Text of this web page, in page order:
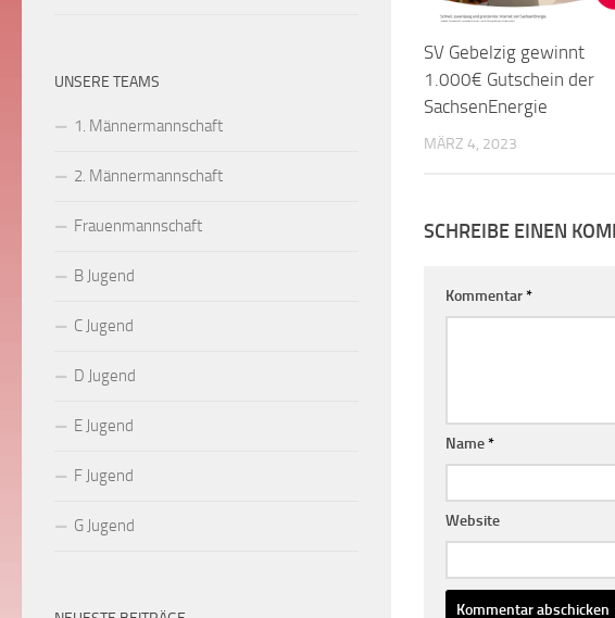
SV Gebelzig gewinnt
1.000€ Gutschein der
SachsenEnergie
MÄRZ 4, 2023
SCHREIBE EINEN
Kommentar*
Name*
Website
UNSERE TEAMS
1. Männermannschaft
2. Männermannschaft
Frauenmannschaft
B Jugend
C Jugend
D Jugend
E Jugend
F Jugend
G Jugend